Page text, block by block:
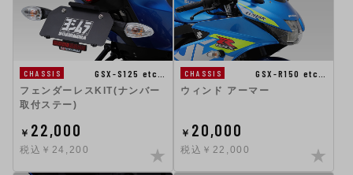
CHASSIS
GSX-S125 etc…
フェンダーレスKIT(ナンバー
取付ステー)
￥ 22,000
税込￥24,200
CHASSIS
GSX-R150 etc…
ウィンド アーマー
￥ 20,000
税込￥22,000